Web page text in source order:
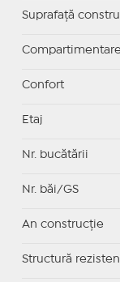
Suprafaţă
Compartimentare
Confort
Etaj
Nr. bucătării
Nr. băi/GS
An construcție
Structură